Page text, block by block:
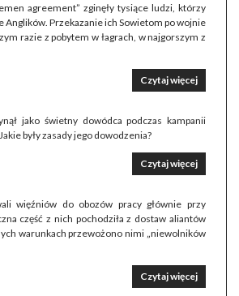
agreement” zginęły tysiące ludzi, którzy
Anglików. Przekazanie ich Sowietom po wojnie
razie z pobytem w łagrach, w najgorszym z
Czytaj więcej
jako świetny dowódca podczas kampanii
były zasady jego dowodzenia?
Czytaj więcej
więźniów do obozów pracy głównie przy
część z nich pochodziła z dostaw aliantów
warunkach przewożono nimi „niewolników
Czytaj więcej